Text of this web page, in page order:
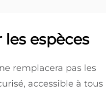
espèces
remplacera pas les
accessible à tous